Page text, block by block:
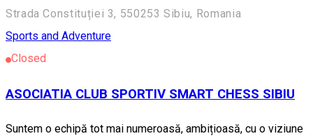
Strada Constituției 3, 550253 Sibiu, Romania
Sports and Adventure
Closed
ASOCIATIA CLUB SPORTIV SMART CHESS SIBIU
Suntem o echipă tot mai numeroasă, ambițioasă, cu o viziune